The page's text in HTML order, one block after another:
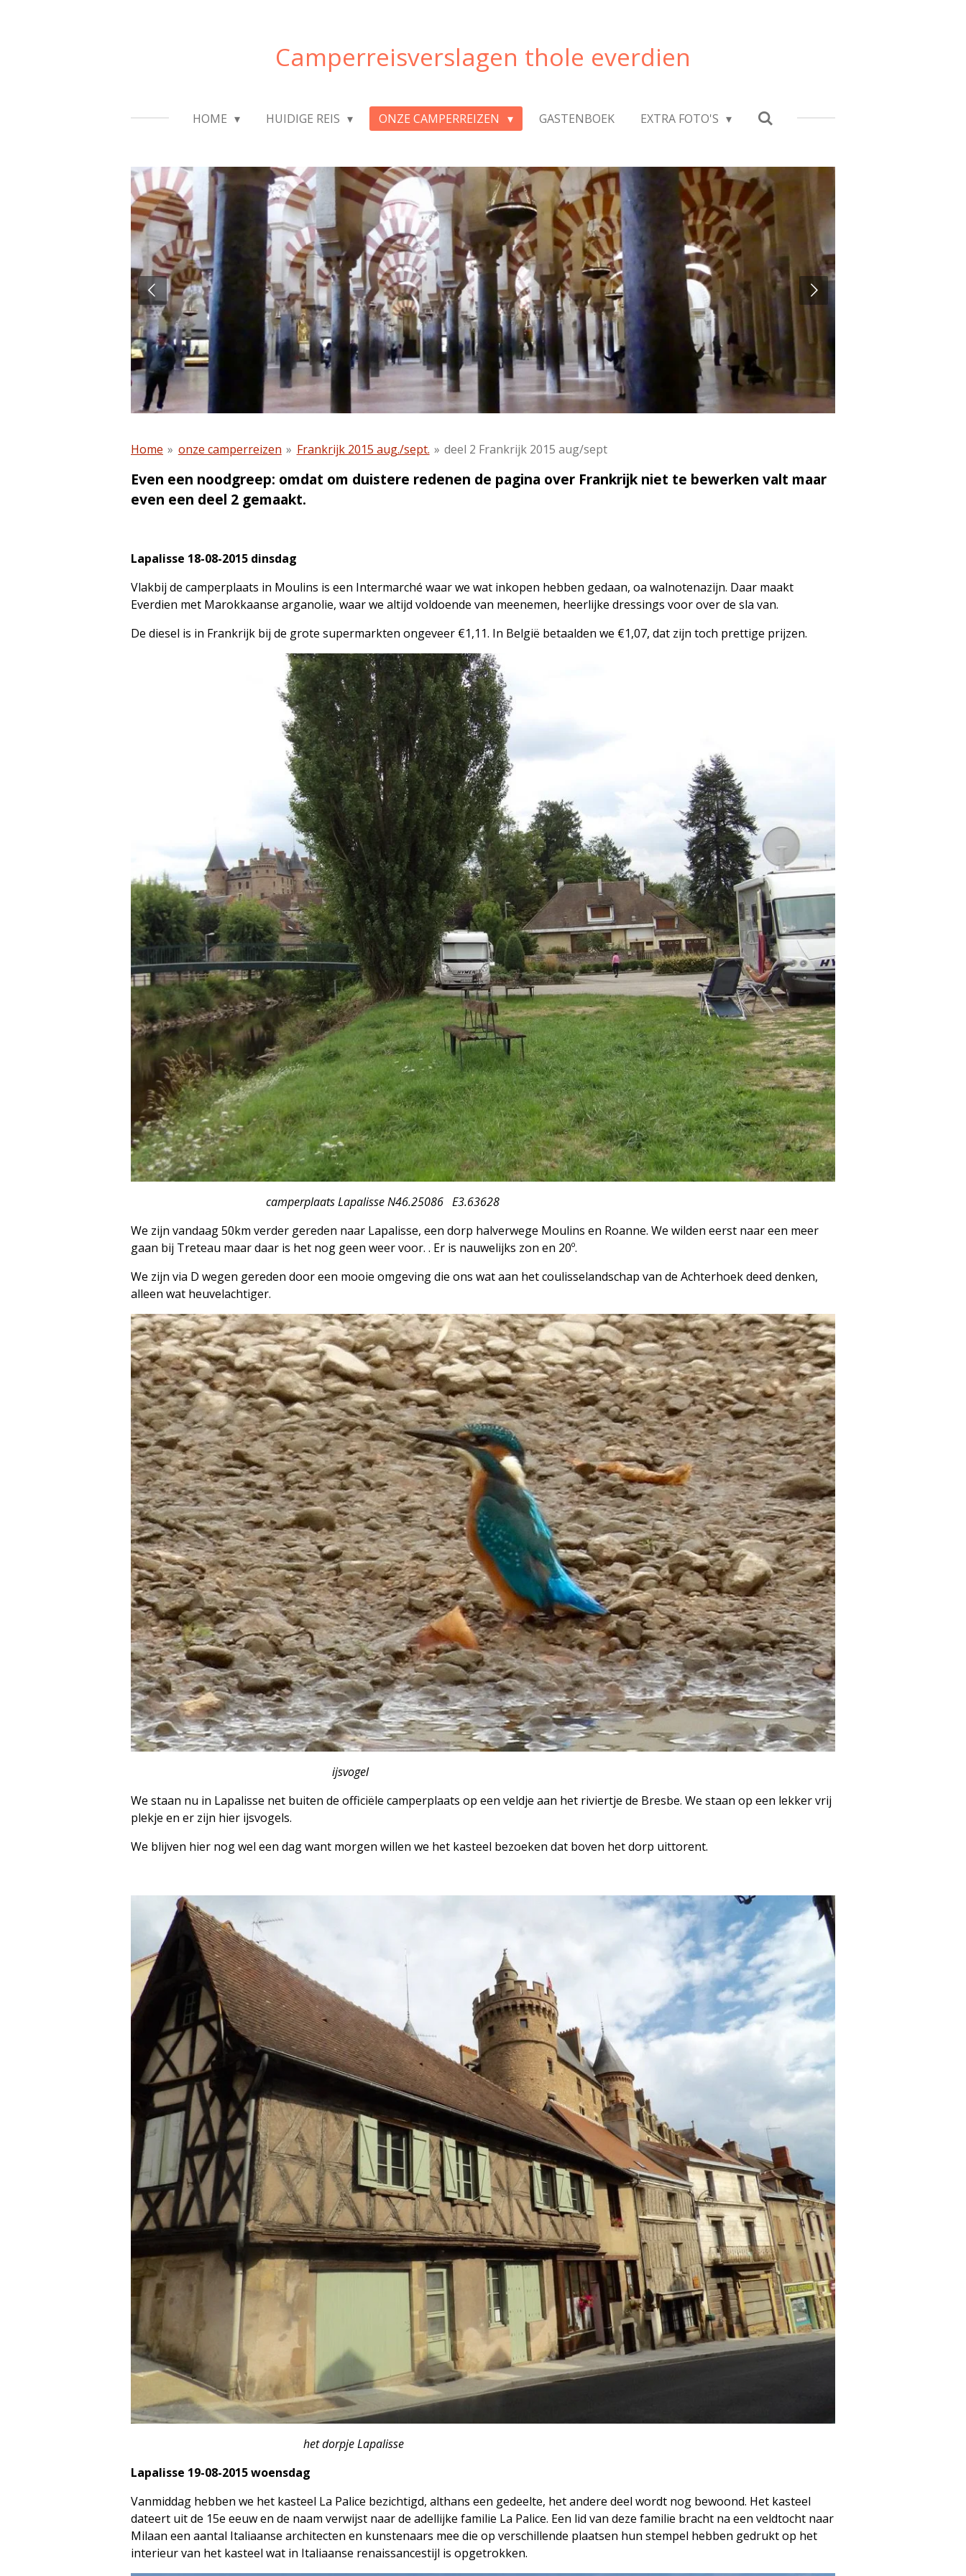
Camperreisverslagen thole everdien
HOME HUIDIGE REIS ONZE CAMPERREIZEN GASTENBOEK EXTRA FOTO'S
Home » onze camperreizen » Frankrijk 2015 aug./sept. » deel 2 Frankrijk 2015 aug/sept
Even een noodgreep: omdat om duistere redenen de pagina over Frankrijk niet te bewerken valt maar
even een deel 2 gemaakt.
Lapalisse 18-08-2015 dinsdag
Vlakbij de camperplaats in Moulins is een Intermarché waar we wat inkopen hebben gedaan, oa walnotenazijn. Daar maakt
Everdien met Marokkaanse arganolie, waar we altijd voldoende van meenemen, heerlijke dressings voor over de sla van.
De diesel is in Frankrijk bij de grote supermarkten ongeveer €1,11. In België betaalden we €1,07, dat zijn toch prettige prijzen.
camperplaats Lapalisse N46.25086 E3.63628
We zijn vandaag 50km verder gereden naar Lapalisse, een dorp halverwege Moulins en Roanne. We wilden eerst naar een meer
gaan bij Treteau maar daar is het nog geen weer voor. . Er is nauwelijks zon en 20º.
We zijn via D wegen gereden door een mooie omgeving die ons wat aan het coulisselandschap van de Achterhoek deed denken,
alleen wat heuvelachtiger.
ijsvogel
We staan nu in Lapalisse net buiten de officiële camperplaats op een veldje aan het riviertje de Bresbe. We staan op een lekker vrij
plekje en er zijn hier ijsvogels.
We blijven hier nog wel een dag want morgen willen we het kasteel bezoeken dat boven het dorp uittorent.
het dorpje Lapalisse
Lapalisse 19-08-2015 woensdag
Vanmiddag hebben we het kasteel La Palice bezichtigd, althans een gedeelte, het andere deel wordt nog bewoond. Het kasteel
dateert uit de 15e eeuw en de naam verwijst naar de adellijke familie La Palice. Een lid van deze familie bracht na een veldtocht naar
Milaan een aantal Italiaanse architecten en kunstenaars mee die op verschillende plaatsen hun stempel hebben gedrukt op het
interieur van het kasteel wat in Italiaanse renaissancestijl is opgetrokken.